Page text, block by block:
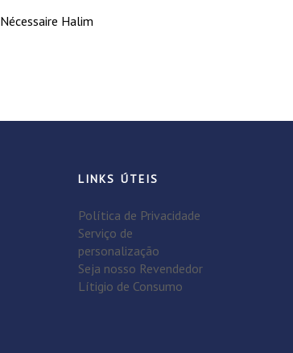
Nécessaire Halim
LINKS ÚTEIS
Política de Privacidade
Serviço de
personalização
Seja nosso Revendedor
Lítigio de Consumo